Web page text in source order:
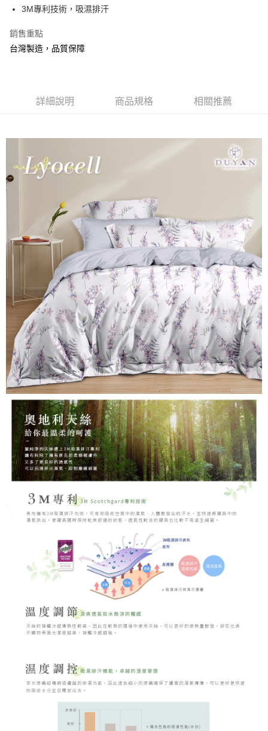
匯豐（台灣）商業銀行
聯邦商業銀行
元大商業銀行
台新國際商業銀行
悠遊付
Google Pay
全盈+PAY
【大哥付你分期使用說明】
流程，驗證手機門號後，選擇欲分期的期數、繳款截止日，確認付款後即完
3.實際核准額度、可分期數及費用金額請依後續交易確認頁面所載為準。
4.訂單成立30分鐘內，如未前往確認交易或遇審核未通過，訂單將自動取
消。如遇「轉專審核」未通過狀況，表示未達大哥付你分期系統評分，恕無
【繳款方式說明】
1.分期款項不併入電信帳單，「大哥付你分期」於每月結算日後寄送繳費提
2.透過簡訊連結打開帳單後，可選擇「超商條碼／台灣大直營門市／銀行轉
帳／街口支付／iPASS MONEY」等通路繳費。
【注意事項】
1.本服務係由「台灣大哥大股份有限公司」（以下簡稱本公司）所提供，讓
用戶於交易時，得透過本服務購買商品或服務，並由商店將買賣／分期付款
買賣價金債權讓與本公司後，依約使用本公司帳單繳交帳款。
2.基於同意付款使用「大哥付你分期」之契約關係目的，商店將以您的個人
資料（包含姓名、電話或地址）提供予台灣大哥大進項蒐集、處理及利用，
由本公司與您本人進行分期帳單所需資料之確認、核對及更正。
3.完整用戶服務條款，請詳閱以下連結：https://oppay.tw/userRule
AFTEE先享後付是「在收到商品之後才付款」的支付方式。 讓您購物簡單
便利好安心！
１．簡單：不需註冊會員、不需綁卡、不需儲值。
【「AFTEE先享後付」結帳流程】
１．於結帳方式選擇「AFTEE先享後付」後，將跳轉至「AFTEE先享後付」
結帳頁面，進行簡訊認證並確認金額後，即可完成結帳。
２．訂單成立數日內，您將收到繳費通知簡訊。
３．收到繳費通知簡訊後14天內，點擊此簡訊中的連結，可透過四大超商／
ATM／網路銀行／等多元方式進行付款，方視為交易完成。
※ 請注意：結帳手續完成當下不需立刻繳費，但若您需要取消訂單，請聯絡
購買商品的店家。未經商家同意取消之訂單仍視為有效，需透過AFTEE先享
後付繳納相關費用。
※ 交易是否成功請以「AFTEE先享後付 」之結帳頁面顯示為準，若有關於
是否繳費成功／繳費後需取消欲退款等相關疑問，請聯繫「AFTEE先享後付
客戶支援中心」 https://netprotections.freshdesk.com/support/home
【注意事項】
１．透過由恩沛科技股份有限公司提供之「AFTEE先享後付」服務完成之交
易，需依本服務之必要範圍內提供個人資料，並將交易相關給付款項請求債
權轉讓予恩沛科技股份有限公司。
２．關於個人資料處理事宜，請瀏覽以下網址：
https://aftee.tw/terms/#terms3
３．未成年的使用者請事先徵得法定代理人或監護人之同意方可使用
「AFTEE先享後付」，若未經同意申辦者引起之損失，本公司不負相關責
任。
４．使用「AFTEE先享後付」時，將依據個別帳號之用戶狀況，依本公司即
時審查核予不同之上限額度；若仍有額度不足之情形，本公司將視審查結果
請求用戶進行身份認證。
５．嚴禁一人註冊多個帳號或使用他人資訊註冊。若發現惡意使用之情形，
恩沛科技股份有限公司將有權停止該用戶之使用額度並採取法律行動。
相關說明
「Hami Point」為中華電信所提供之點數服務，可於會員專區綁定中華電信
全家取貨付款
每筆NT$60，滿NT$699(含以上)免運費
付款後全家取貨
每筆NT$60，滿NT$699(含以上)免運費
7-11取貨付款
每筆NT$60，滿NT$999(含以上)免運費
付款後7-11取貨
每筆NT$60，滿NT$999(含以上)免運費
新竹貨運
每筆NT$80，滿NT$999(含以上)免運費
3M專利技術，吸濕排汗
銷售重點
台灣製造，品質保障
詳細說明 商品規格 相關推薦